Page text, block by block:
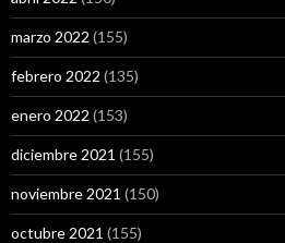
marzo 2022 (155)
febrero 2022 (135)
enero 2022 (153)
diciembre 2021 (155)
noviembre 2021 (150)
octubre 2021 (155)